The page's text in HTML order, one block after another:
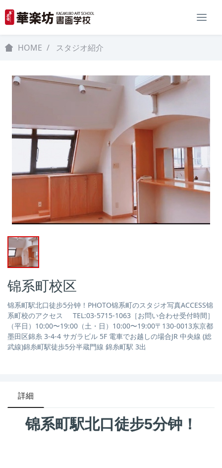
HOME スタジオ紹介
锦系町校区
锦系町駅北口徒步5分钟！PHOTO锦系町のスタジオ写真ACCESS锦
系町校のアクセス TEL:03-5715-1063［お問い合わせ受付時間］
（平日）10:00〜19:00（土・日）10:00〜19:00〒130-0013东京都
墨田区錦糸 3-4-4 サガラビル 5F 電車でお越しの場合JR 中央線 (総
武線)錦糸町駅徒歩5分半蔵門線 錦糸町駅 3出
詳細
锦系町駅北口徒步5分钟！